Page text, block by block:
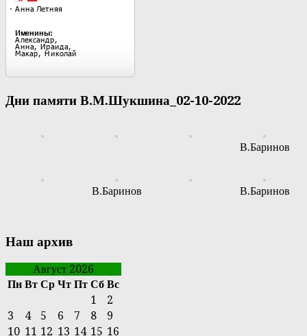
Дни памяти В.М.Шукшина_02-10-2022
В.Баринов
В.Баринов В.Баринов
Наш архив
Август 2026
Пн Вт Ср Чт Пт Сб Вс
1
2
3
4 5 6 7 8
9
10 11 12 13 14 15 16